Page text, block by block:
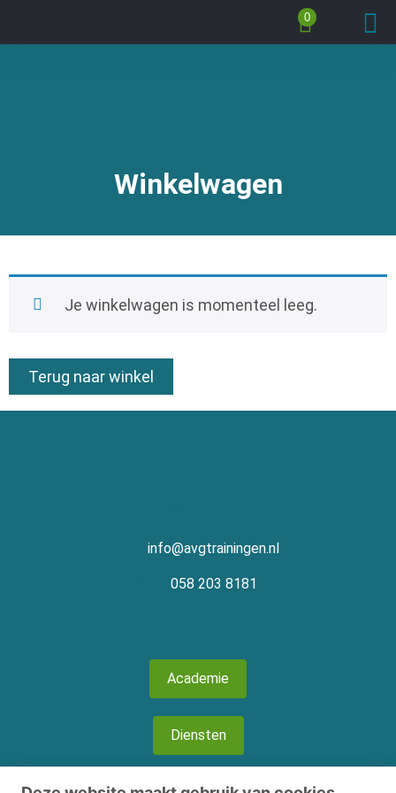
0
Winkelwagen
Je winkelwagen is momenteel leeg.
Terug naar winkel
058 203 8181
info@avgtrainingen.nl
Academie
Diensten